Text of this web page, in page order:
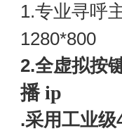
1.专业寻呼
1280*800
2.全虚拟按
播 ip
.采用工业级